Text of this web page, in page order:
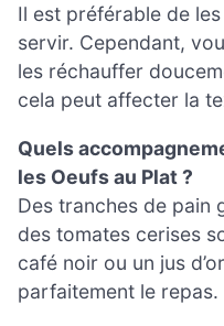
Il est préférable de
servir. Cependant,
les réchauffer
cela peut affecter la
Quels
les Oeufs au Plat ?
Des tranches de pain
des tomates cerises
café noir ou un jus
parfaitement le repas.